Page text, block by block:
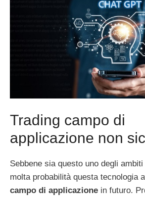
Trading campo di
applicazione non
Sebbene sia questo uno degli
molta probabilità questa tecnologia
campo di applicazione in futuro.